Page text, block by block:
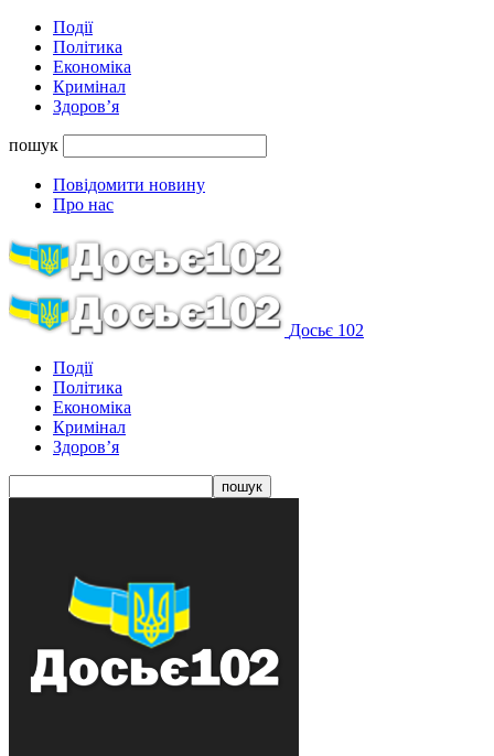
Події
Політика
Економіка
Кримінал
Здоров’я
пошук
Повідомити новину
Про нас
Досьє 102
Події
Політика
Економіка
Кримінал
Здоров’я